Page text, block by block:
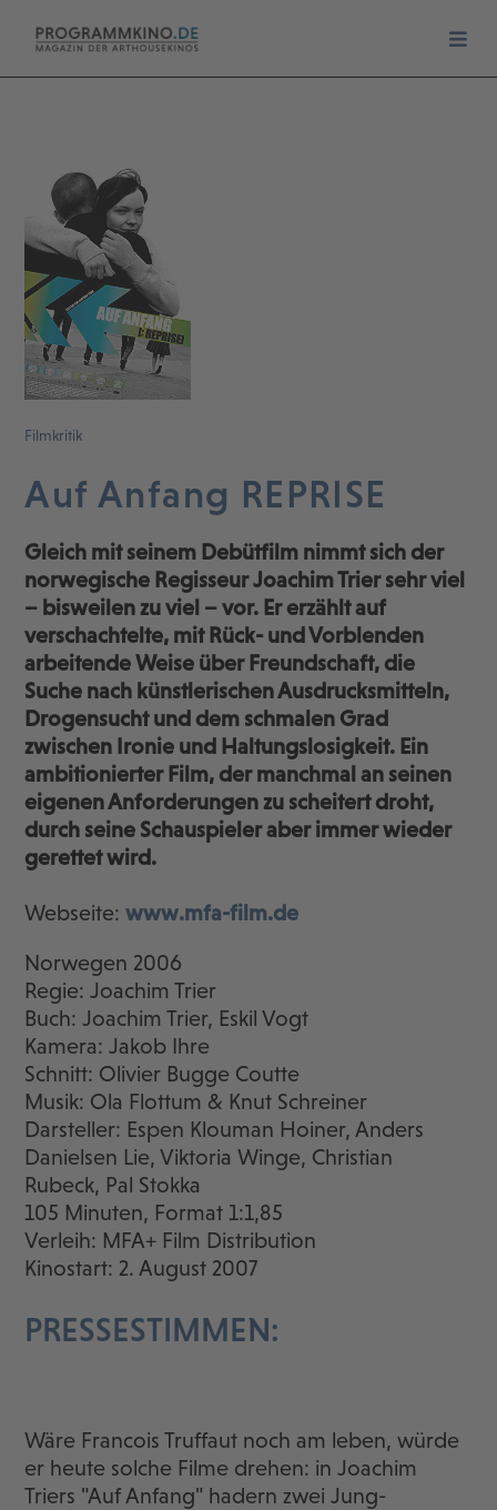
Filmkritik
Auf Anfang REPRISE
Gleich mit seinem Debütfilm nimmt sich der
norwegische Regisseur Joachim Trier sehr viel
– bisweilen zu viel – vor. Er erzählt auf
verschachtelte, mit Rück- und Vorblenden
arbeitende Weise über Freundschaft, die
Suche nach künstlerischen Ausdrucksmitteln,
Drogensucht und dem schmalen Grad
zwischen Ironie und Haltungslosigkeit. Ein
ambitionierter Film, der manchmal an seinen
eigenen Anforderungen zu scheitert droht,
durch seine Schauspieler aber immer wieder
gerettet wird.
Webseite:www.mfa-film.de
Norwegen 2006
Regie: Joachim Trier
Buch: Joachim Trier, Eskil Vogt
Kamera: Jakob Ihre
Schnitt: Olivier Bugge Coutte
Musik: Ola Flottum & Knut Schreiner
Darsteller: Espen Klouman Hoiner, Anders
Danielsen Lie, Viktoria Winge, Christian
Rubeck, Pal Stokka
105 Minuten, Format 1:1,85
Verleih: MFA+ Film Distribution
Kinostart: 2. August 2007
PRESSESTIMMEN:
Wäre Francois Truffaut noch am leben, würde
er heute solche Filme drehen: in Joachim
Triers "Auf Anfang" hadern zwei Jung-